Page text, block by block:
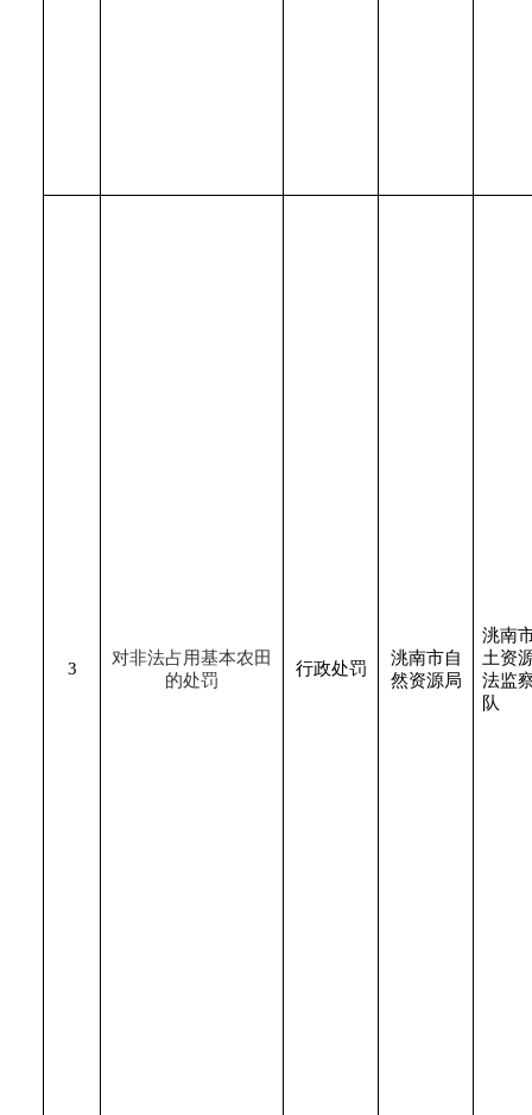
3
对非法占用基本农田
的处罚
行政处罚
洮南市自
然资源局
洮南
土资
法监
队